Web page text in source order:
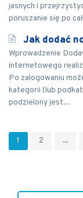
jasnych i
poruszanie się po
Jak dodać
Wprowadzenie
internetowego
Po zalogowaniu
kategorii (lub
podzielony jest...
1 2 ...